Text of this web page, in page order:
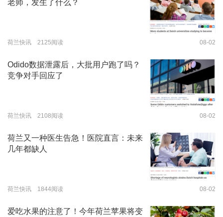
老师，发生了什么？
荷兰快讯 2125阅读 08-02
Odido数据泄露后，大批用户跑了吗？
竞争对手回应了
荷兰快讯 2108阅读 08-02
荷兰又一种医生告急！医院直言：未来
几年都缺人
荷兰快讯 1844阅读 08-02
爱吃水果的注意了！今年荷兰苹果将变